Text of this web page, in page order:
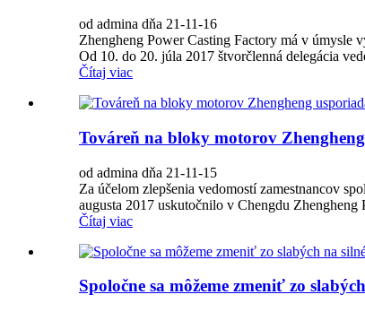
od admina dňa 21-11-16
Zhengheng Power Casting Factory má v
Od 10. do 20. júla 2017 štvorčlenná delegácia
Čítaj viac
Továreň na bloky motorov
od admina dňa 21-11-15
Za účelom zlepšenia vedomostí zamestnancov
augusta 2017 uskutočnilo v Chengdu
Čítaj viac
Spoločne sa môžeme zmeniť zo